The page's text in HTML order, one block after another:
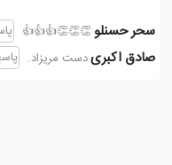
سحر حسنلو👏👏👏👍👍👍
صادق اکبریدست مریزاد.